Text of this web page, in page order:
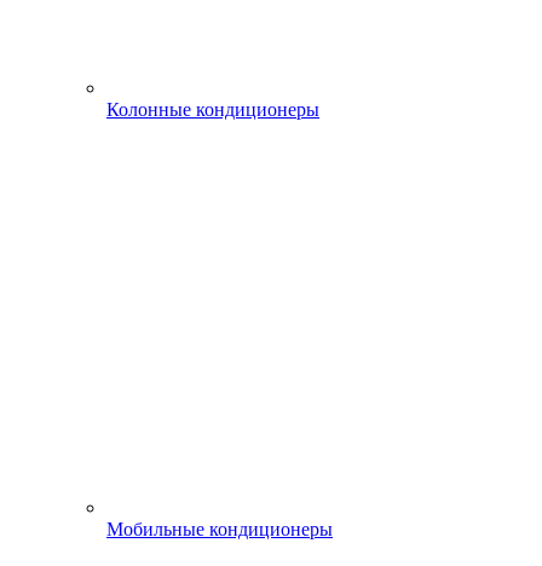
Колонные кондиционеры
Мобильные кондиционеры